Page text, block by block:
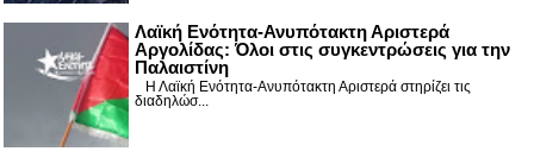
Λαϊκή Ενότητα-Ανυπότακτη Αριστερά
Αργολίδας: Όλοι στις συγκεντρώσεις για την
Παλαιστίνη
Η Λαϊκή Ενότητα-Ανυπότακτη Αριστερά στηρίζει τις
διαδηλώσ...